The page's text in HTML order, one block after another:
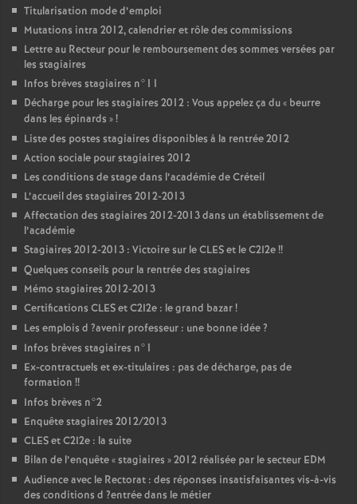
Titularisation mode d’emploi
Mutations intra 2012, calendrier et rôle des commissions
Lettre au Recteur pour le remboursement des sommes versées par
les stagiaires
Infos brèves stagiaires n°11
Décharge pour les stagiaires 2012 : Vous appelez ça du « beurre
dans les épinards »!
Liste des postes stagiaires disponibles à la rentrée 2012
Action sociale pour stagiaires 2012
Les conditions de stage dans l’académie de Créteil
L’accueil des stagiaires 2012-2013
Affectation des stagiaires 2012-2013 dans un établissement de
l’académie
Stagiaires 2012-2013 : Victoire sur leCLESet le C2I2e!!
Quelques conseils pour la rentrée des stagiaires
Mémo stagiaires 2012-2013
Certifications CLESet C2I2e : le grand bazar!
Les emplois d ?avenir professeur : une bonne idée?
Infos brèves stagiaires n°1
Ex-contractuels et ex-titulaires : pas de décharge, pas de
formation !!
Infos brèves n°2
Enquête stagiaires 2012/2013
CLESet C2I2e : la suite
Bilan de l’enquête «stagiaires » 2012 réalisée par le secteur EDM
Audience avec le Rectorat : des réponses insatisfaisantes vis-à-vis
des conditions d ?entrée dans le métier